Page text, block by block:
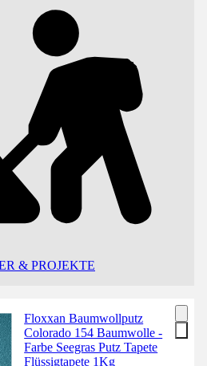
& PROJEKTE
Floxxan Baumwollputz
Colorado 154 Baumwolle -
Farbe Seegras Putz Tapete
Flüssigtapete 1Kg